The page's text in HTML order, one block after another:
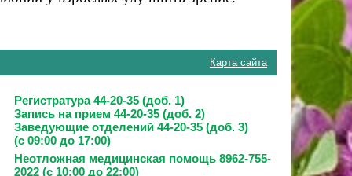
Карта сайта
Регистратура 44-20-35 (доб. 1)
Запись на прием 44-20-35 (доб. 2)
Заведующие отделений 44-20-35 (доб. 3)
(с 09:00 до 17:00)
Неотложная медицинская помощь 8962-755-
2022 (с 10:00 до 22:00)